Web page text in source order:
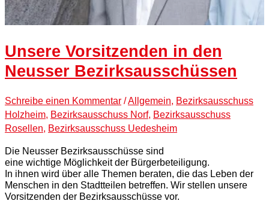
Unsere Vorsitzenden in den
Neusser Bezirksausschüssen
Schreibe einen Kommentar /Allgemein, Bezirksausschuss
Holzheim, Bezirksausschuss Norf, Bezirksausschuss
Rosellen, Bezirksausschuss Uedesheim
Die Neusser Bezirksausschüsse sind
eine wichtige Möglichkeit der Bürgerbeteiligung.
In ihnen wird über alle Themen beraten, die das Leben der
Menschen in den Stadtteilen betreffen. Wir stellen unsere
Vorsitzenden der Bezirksausschüsse vor.